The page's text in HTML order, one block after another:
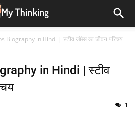
Biography in Hindi | स्टीव जॉब्स का जीवन परिचय
in Hindi | स्टीव
1